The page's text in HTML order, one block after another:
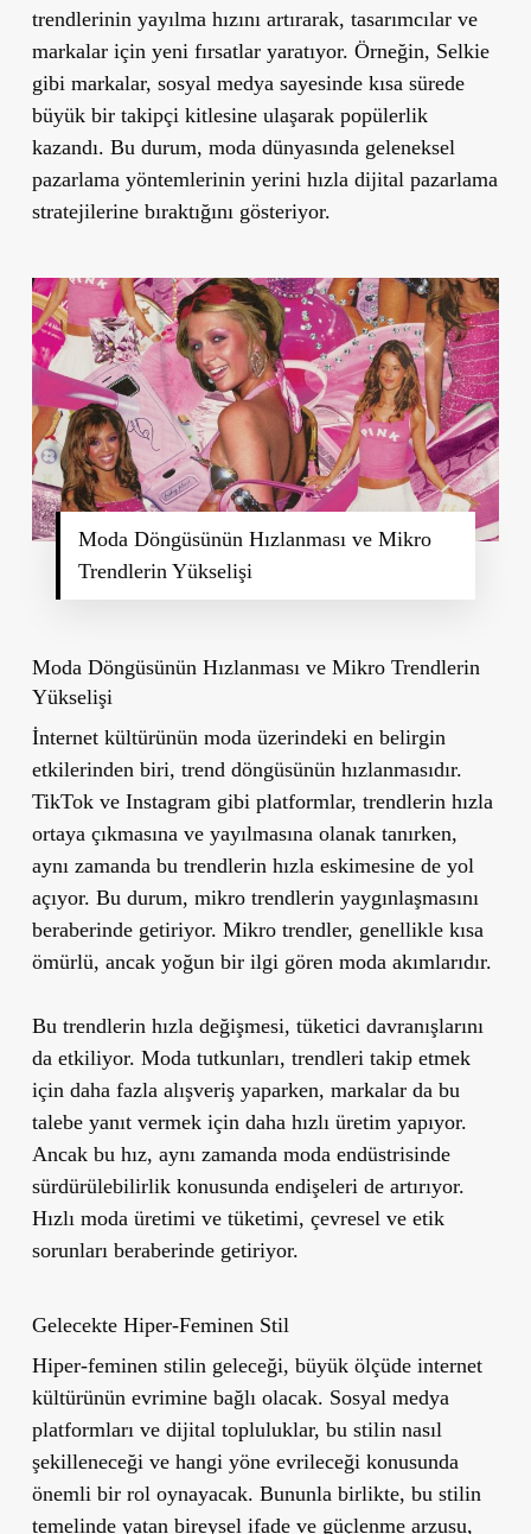
trendlerinin yayılma hızını artırarak, tasarımcılar ve
markalar için yeni fırsatlar yaratıyor. Örneğin, Selkie
gibi markalar, sosyal medya sayesinde kısa sürede
büyük bir takipçi kitlesine ulaşarak popülerlik
kazandı. Bu durum, moda dünyasında geleneksel
pazarlama yöntemlerinin yerini hızla dijital pazarlama
stratejilerine bıraktığını gösteriyor.
Moda Döngüsünün Hızlanması ve Mikro
Trendlerin Yükselişi
Moda Döngüsünün Hızlanması ve Mikro Trendlerin
Yükselişi
İnternet kültürünün moda üzerindeki en belirgin
etkilerinden biri, trend döngüsünün hızlanmasıdır.
TikTok ve Instagram gibi platformlar, trendlerin hızla
ortaya çıkmasına ve yayılmasına olanak tanırken,
aynı zamanda bu trendlerin hızla eskimesine de yol
açıyor. Bu durum, mikro trendlerin yaygınlaşmasını
beraberinde getiriyor. Mikro trendler, genellikle kısa
ömürlü, ancak yoğun bir ilgi gören moda akımlarıdır.
Bu trendlerin hızla değişmesi, tüketici davranışlarını
da etkiliyor. Moda tutkunları, trendleri takip etmek
için daha fazla alışveriş yaparken, markalar da bu
talebe yanıt vermek için daha hızlı üretim yapıyor.
Ancak bu hız, aynı zamanda moda endüstrisinde
sürdürülebilirlik konusunda endişeleri de artırıyor.
Hızlı moda üretimi ve tüketimi, çevresel ve etik
sorunları beraberinde getiriyor.
Gelecekte Hiper-Feminen Stil
Hiper-feminen stilin geleceği, büyük ölçüde internet
kültürünün evrimine bağlı olacak. Sosyal medya
platformları ve dijital topluluklar, bu stilin nasıl
şekilleneceği ve hangi yöne evrileceği konusunda
önemli bir rol oynayacak. Bununla birlikte, bu stilin
temelinde yatan bireysel ifade ve güçlenme arzusu,